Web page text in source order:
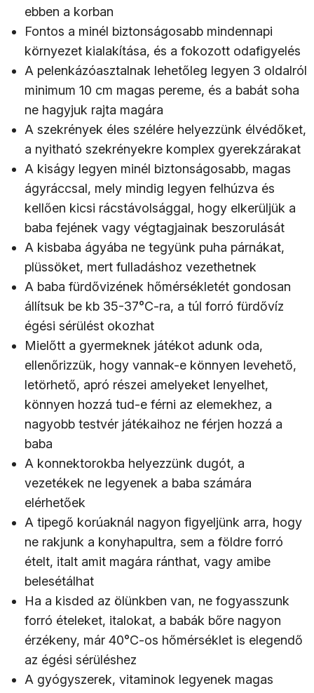
ebben a korban
Fontos a minél biztonságosabb mindennapi
környezet kialakítása, és a fokozott odafigyelés
A pelenkázóasztalnak lehetőleg legyen 3 oldalról
minimum 10 cm magas pereme, és a babát soha
ne hagyjuk rajta magára
A szekrények éles szélére helyezzünk élvédőket,
a nyitható szekrényekre komplex gyerekzárakat
A kiságy legyen minél biztonságosabb, magas
ágyráccsal, mely mindig legyen felhúzva és
kellően kicsi rácstávolsággal, hogy elkerüljük a
baba fejének vagy végtagjainak beszorulását
A kisbaba ágyába ne tegyünk puha párnákat,
plüssöket, mert fulladáshoz vezethetnek
A baba fürdővizének hőmérsékletét gondosan
állítsuk be kb 35-37°C-ra, a túl forró fürdővíz
égési sérülést okozhat
Mielőtt a gyermeknek játékot adunk oda,
ellenőrizzük, hogy vannak-e könnyen levehető,
letörhető, apró részei amelyeket lenyelhet,
könnyen hozzá tud-e férni az elemekhez, a
nagyobb testvér játékaihoz ne férjen hozzá a
baba
A konnektorokba helyezzünk dugót, a
vezetékek ne legyenek a baba számára
elérhetőek
A tipegő korúaknál nagyon figyeljünk arra, hogy
ne rakjunk a konyhapultra, sem a földre forró
ételt, italt amit magára ránthat, vagy amibe
belesétálhat
Ha a kisded az ölünkben van, ne fogyasszunk
forró ételeket, italokat, a babák bőre nagyon
érzékeny, már 40°C-os hőmérséklet is elegendő
az égési sérüléshez
A gyógyszerek, vitaminok legyenek magas